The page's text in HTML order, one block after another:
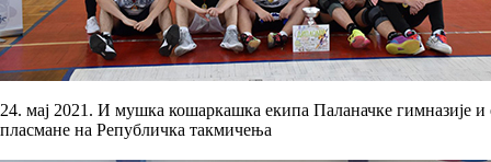
24. мај 2021. И мушка кошаркашка екипа Паланачке гимназије
пласмане на Републичка такмичења